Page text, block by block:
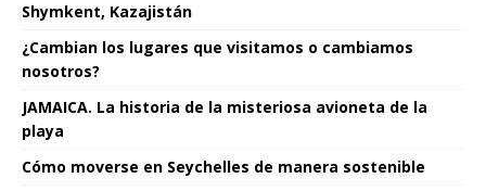
Shymkent, Kazajistán
¿Cambian los lugares que visitamos o cambiamos
nosotros?
JAMAICA. La historia de la misteriosa avioneta de la
playa
Cómo moverse en Seychelles de manera sostenible